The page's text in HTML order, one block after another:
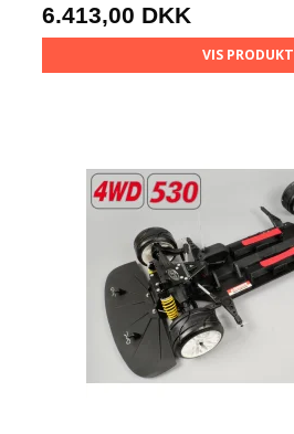
6.413,00 DKK
VIS PRODUKT